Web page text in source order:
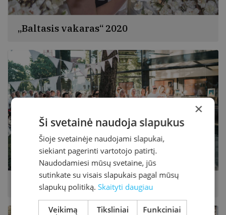
„Baltasis vakaras“ 2020
„Baltasis vakaras“ 2021
×
Ši svetainė naudoja slapukus
Šioje svetainėje naudojami slapukai,
siekiant pagerinti vartotojo patirtį.
Naudodamiesi mūsų svetaine, jūs
sutinkate su visais slapukais pagal mūsų
slapukų politiką.Skaityti daugiau
Veikimą
Tiksliniai Funkciniai